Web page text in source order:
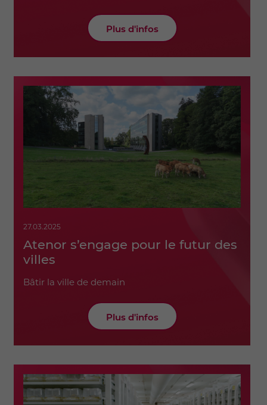
Plus d'infos
27.03.2025
Atenor s’engage pour le futur des
villes
Bâtir la ville de demain
Plus d'infos